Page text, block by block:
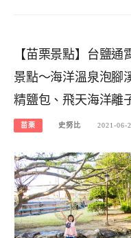
【苗栗景點】台鹽
景點～海洋溫泉泡腳
精鹽包、飛天海洋離
苗栗 史努比 2021-06-